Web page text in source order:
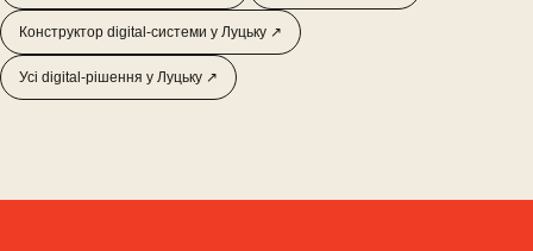
Конструктор digital-системи у Луцьку ↗
Усі digital-рішення у Луцьку ↗